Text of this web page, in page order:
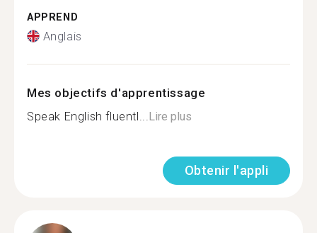
APPREND
Anglais
Mes objectifs d'apprentissage
Speak English fluentl... Lire plus
Obtenir l'appli